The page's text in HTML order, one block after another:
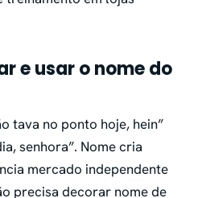
e usar o nome do
tava no ponto hoje, hein”
senhora”. Nome cria
mercado independente
precisa decorar nome de